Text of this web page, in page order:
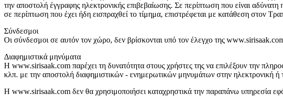
την αποστολή έγγραφης ηλεκτρονικής επιβεβαίωσης. Σε περίπτωση που είναι
σε περίπτωση που έχει ήδη εισπραχθεί το τίμημα, επιστρέφεται με κατάθεση στον
Σύνδεσμοι
Οι σύνδεσμοι σε αυτόν τον χώρο, δεν βρίσκονται υπό τον έλεγχο της
Διαφημιστικά μηνύματα
Η www.sirisaak.com παρέχει τη δυνατότητα στους χρήστες της να επιλέξουν την
κλπ. με την αποστολή διαφημιστικών - ενημερωτικών μηνυμάτων στην ηλεκτρονική ή
Η www.sirisaak.com δεν θα χρησιμοποιήσει καταχρηστικά την παραπάνω υπηρεσία